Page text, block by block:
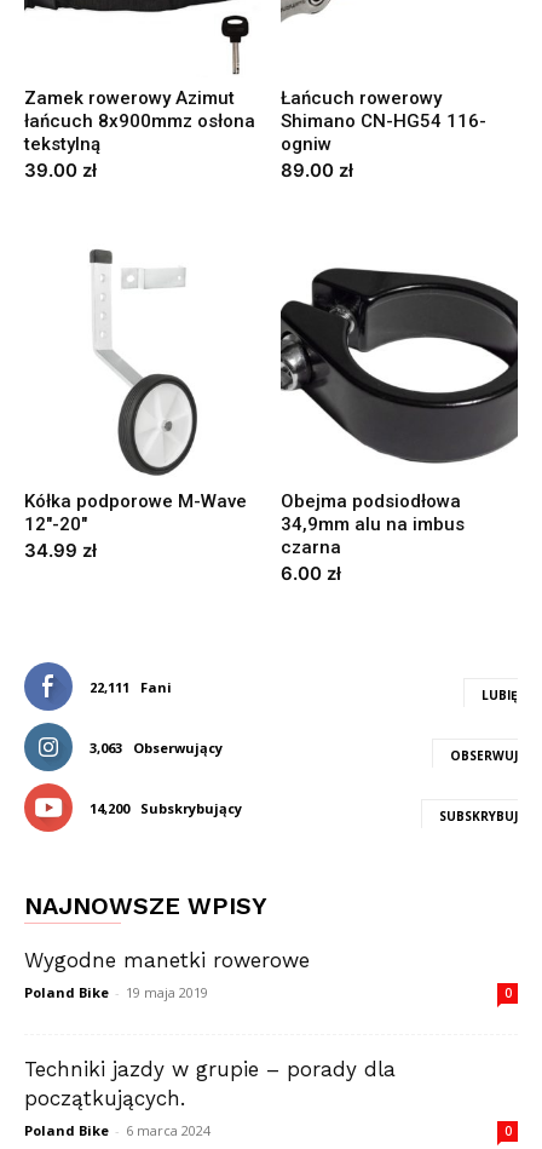
Zamek rowerowy Azimut
łańcuch 8x900mmz osłona
tekstylną
39.00 zł
Łańcuch rowerowy
Shimano CN-HG54 116-
ogniw
89.00zł
Kółka podporowe M-Wave
12″-20″
34.99 zł
Obejma podsiodłowa
34,9mm alu na imbus
czarna
6.00 zł
22,111 Fani LUBIĘ
3,063 Obserwujący OBSERWUJ
14,200 Subskrybujący SUBSKRYBUJ
NAJNOWSZE WPISY
Wygodne manetki rowerowe
Poland Bike - 19 maja 2019 0
Techniki jazdy w grupie – porady dla
początkujących.
Poland Bike - 6 marca 2024 0